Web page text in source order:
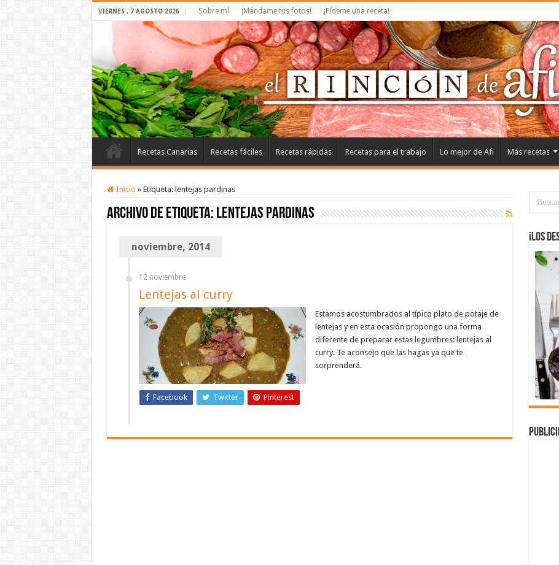
VIERNES , 7 AGOSTO 2026 Sobre mí ¡Mándame tus fotos! ¡Pídeme una receta!
Recetas Canarias Recetas fáciles Recetas rápidas Recetas para el trabajo Lo mejor de Afi Más recetas
Inicio » Etiqueta: lentejas pardinas
Archivo de etiqueta: lentejas pardinas
noviembre, 2014
12 noviembre
Lentejas al curry
Estamos acostumbrados al típico plato de potaje de
lentejas y en esta ocasión propongo una forma
diferente de preparar estas legumbres: lentejas al
curry. Te aconsejo que las hagas ya que te
sorprenderá.
Facebook Twitter Pinterest
¡Los